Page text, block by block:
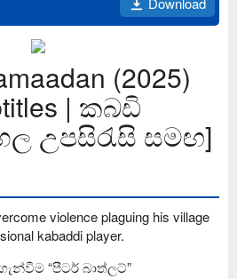
(2025)
| කබඩි
උපසිරැසි සමඟ]
violence plaguing his village
kabaddi player.
“පීටර් බාත්ලට්”